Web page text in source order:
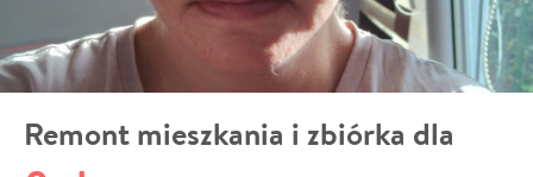
Remont mieszkania i zbiórka dla